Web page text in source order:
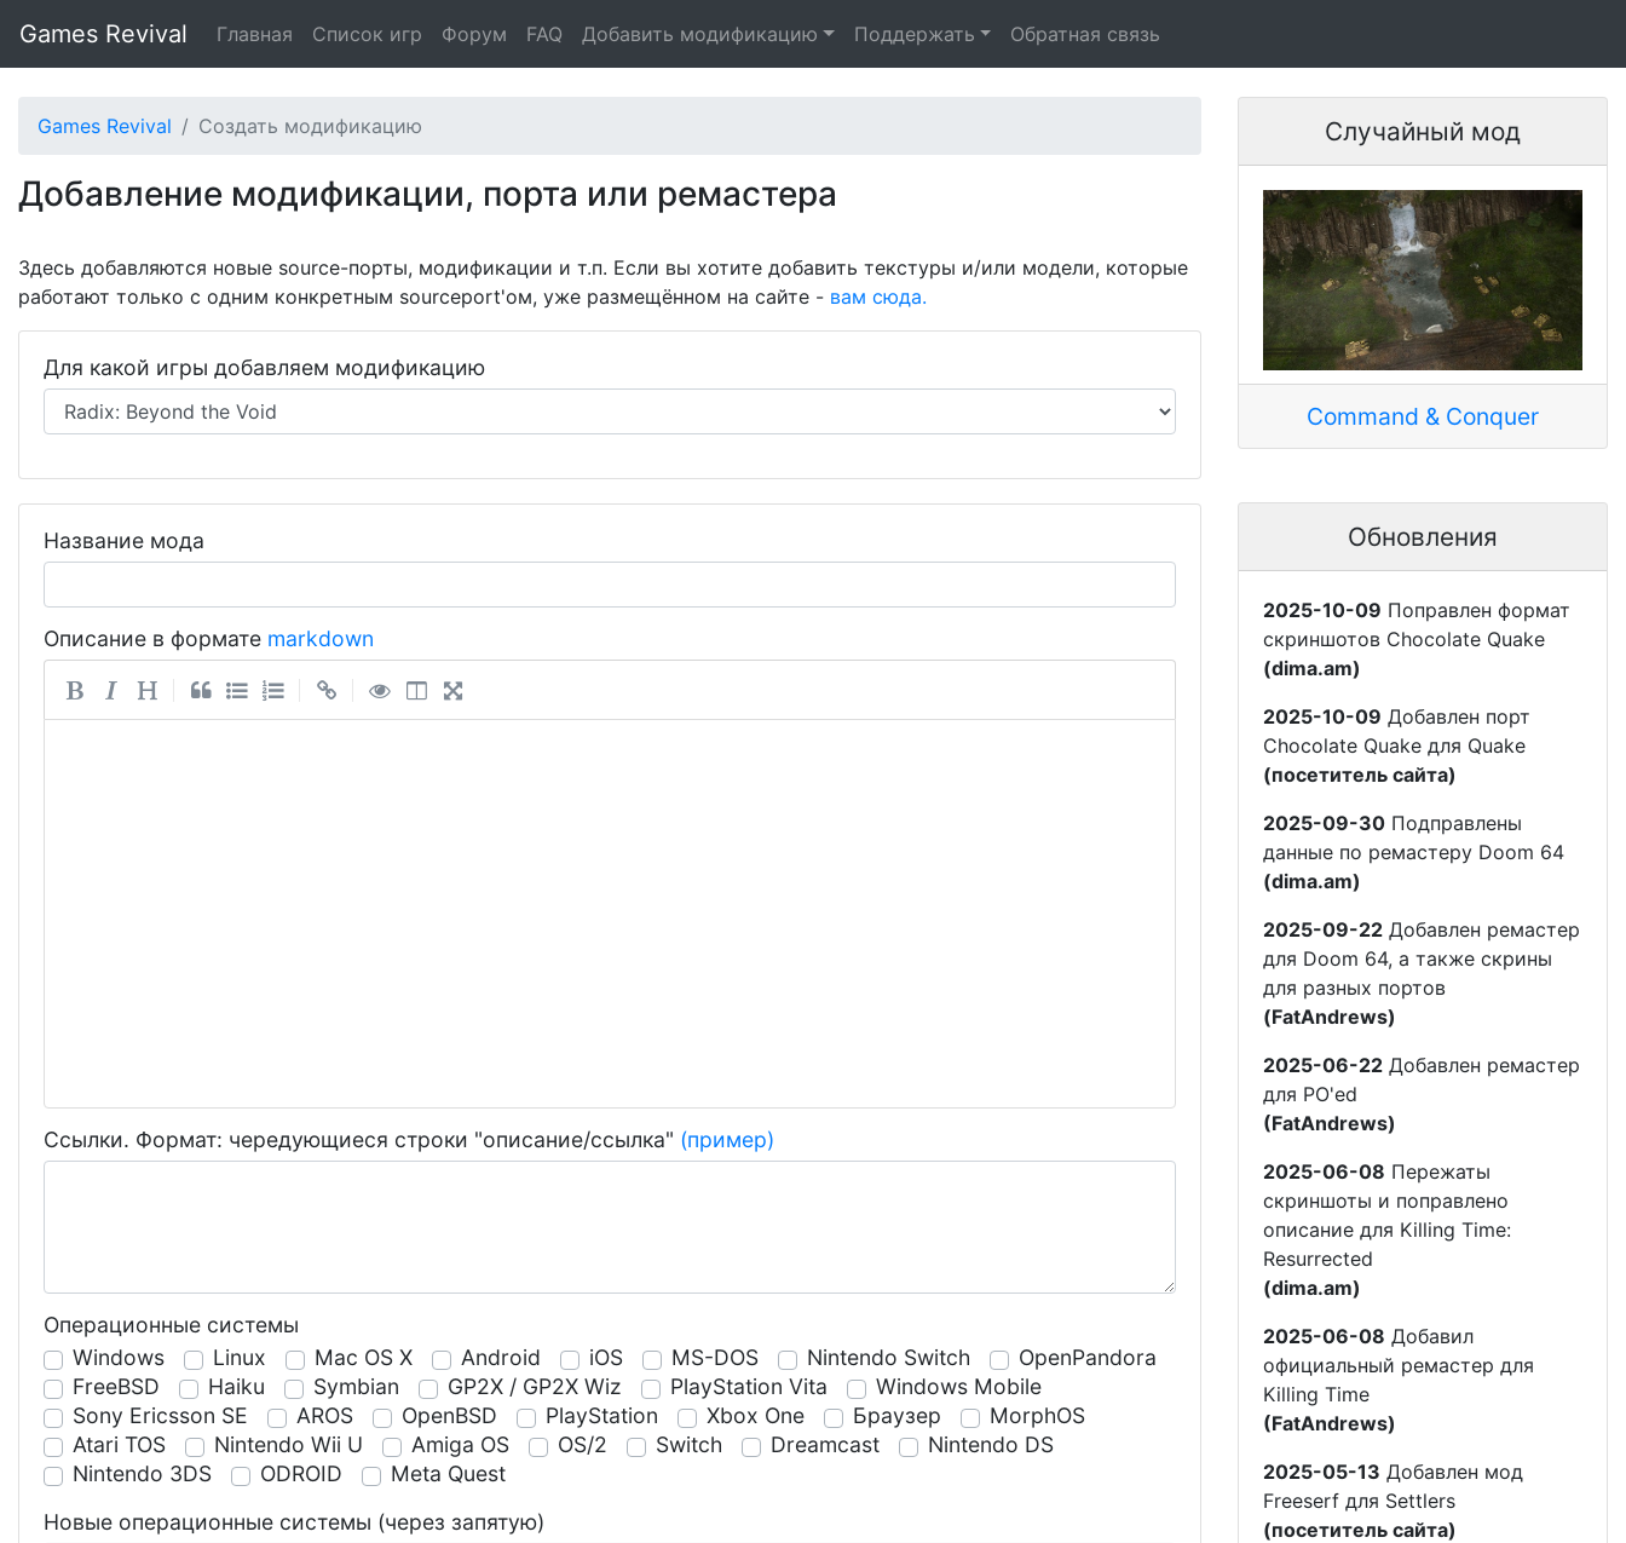
Games Revival Главная Список игр Форум FAQ Добавить модификацию Поддержать Обратная связь
Games Revival Создать модификацию
Добавление модификации, порта или ремастера
Здесь добавляются новые source-порты, модификации и т.п. Если вы хотите добавить текстуры и/или модели, которые
работают только с одним конкретным sourceport'ом, уже размещённом на сайте - вам сюда.
Для какой игры добавляем модификацию
Название мода
Описание в формате markdown
Ссылки. Формат: чередующиеся строки "описание/ссылка" (пример)
Операционные системы
Windows
Linux Mac OS X Android iOS MS-DOS Nintendo Switch
OpenPandora
FreeBSD
Haiku Symbian GP2X / GP2X Wiz PlayStation Vita
Windows Mobile
Sony Ericsson SE
AROS OpenBSD PlayStation Xbox One Браузер
MorphOS
Atari TOS
Nintendo Wii U Amiga OS OS/2 Switch Dreamcast
Nintendo DS
Nintendo 3DS
ODROID
Meta Quest
Новые операционные системы (через запятую)
Случайный мод
Command & Conquer
Обновления
2025-10-09 Поправлен формат
скриншотов Chocolate Quake
(dima.am)
2025-10-09 Добавлен порт
Chocolate Quake для Quake
(посетитель сайта)
2025-09-30 Подправлены
данные по ремастеру Doom 64
(dima.am)
2025-09-22 Добавлен ремастер
для Doom 64, а также скрины
для разных портов
(FatAndrews)
2025-06-22 Добавлен ремастер
для PO'ed
(FatAndrews)
2025-06-08 Пережаты
скриншоты и поправлено
описание для Killing Time:
Resurrected
(dima.am)
2025-06-08 Добавил
официальный ремастер для
Killing Time
(FatAndrews)
2025-05-13 Добавлен мод
Freeserf для Settlers
(посетитель сайта)